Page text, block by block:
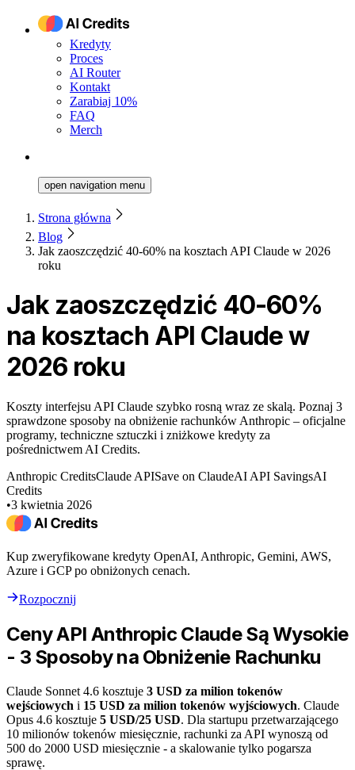
Kredyty
Proces
AI Router
Kontakt
Zarabiaj 10%
FAQ
Merch
open navigation menu
Strona główna
Blog
Jak zaoszczędzić 40-60% na kosztach API Claude w 2026
roku
Jak zaoszczędzić 40-60%
na kosztach API Claude w
2026 roku
Koszty interfejsu API Claude szybko rosną wraz ze skalą. Poznaj 3
sprawdzone sposoby na obniżenie rachunków Anthropic – oficjalne
programy, techniczne sztuczki i zniżkowe kredyty za
pośrednictwem AI Credits.
Anthropic CreditsClaude APISave on ClaudeAI API SavingsAI
Credits
•3 kwietnia 2026
Kup zweryfikowane kredyty OpenAI, Anthropic, Gemini, AWS,
Azure i GCP po obniżonych cenach.
Rozpocznij
Ceny API Anthropic Claude Są Wysokie
- 3 Sposoby na Obniżenie Rachunku
Claude Sonnet 4.6 kosztuje 3 USD za milion tokenów
wejściowych i 15 USD za milion tokenów wyjściowych. Claude
Opus 4.6 kosztuje 5 USD/25 USD. Dla startupu przetwarzającego
10 milionów tokenów miesięcznie, rachunki za API wynoszą od
500 do 2000 USD miesięcznie - a skalowanie tylko pogarsza
sprawę.